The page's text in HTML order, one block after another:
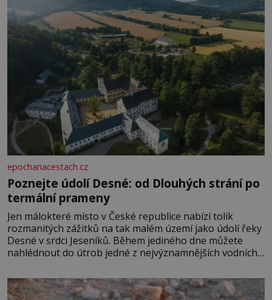
epochanacestach.cz
Poznejte údolí Desné: od Dlouhých strání po
termální prameny
Jen málokteré místo v České republice nabízí tolik
rozmanitých zážitků na tak malém území jako údolí řeky
Desné v srdci Jeseníků. Během jediného dne můžete
nahlédnout do útrob jedné z nejvýznamnějších vodních
se na koloběžce a den zakončit poznáváním památek ve
Velkých Losinách nebo v termálním